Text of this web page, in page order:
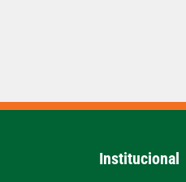
Institucional